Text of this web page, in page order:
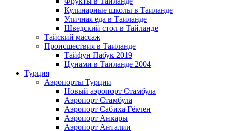
Кулинарные школы в Таиланде
Уличная еда в Таиланде
Шведский стол в Тайланде
Тайский массаж
Происшествия в Таиланде
Тайфун Пабук 2019
Цунами в Таиланде 2004
Турция
Аэропорты Турции
Новый аэропорт Стамбула
Аэропорт Стамбула
Аэропорт Сабиха Гёкчен
Аэропорт Анкары
Аэропорт Анталии